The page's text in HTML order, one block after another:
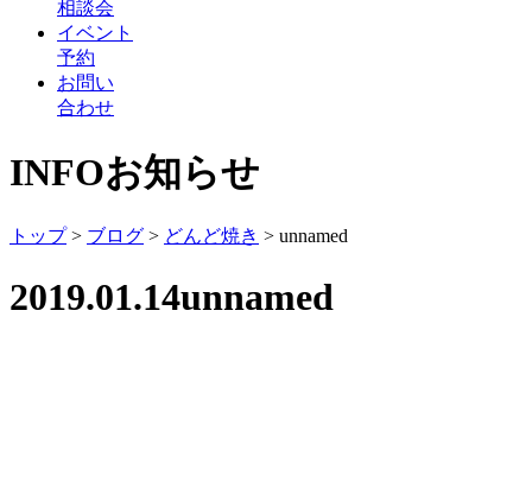
相談会
イベント
予約
お問い
合わせ
INFOお知らせ
トップ> ブログ > どんど焼き > unnamed
2019.01.14unnamed